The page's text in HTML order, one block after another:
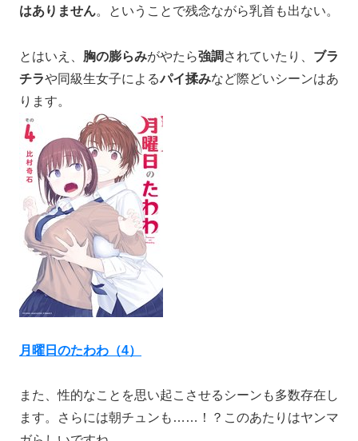
はありません。ということで残念ながら乳首も出ない。
とはいえ、 胸の膨らみがやたら強調 されていたり、 ブラ
チラや同級生女子によるパイ揉みなど際どいシーンはあ
ります。
月曜日のたわわ（4）
また、性的なことを思い起こさせるシーンも多数存在し
ます。さらには朝チュンも……！？このあたりはヤンマ